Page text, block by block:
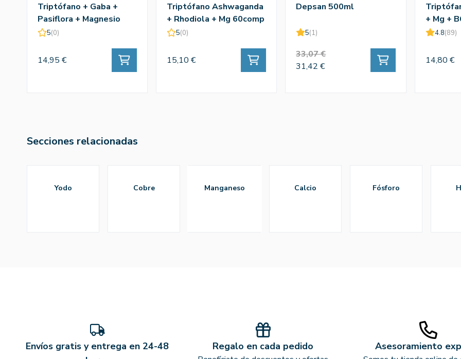
Triptófano + Gaba +
Pasiflora + Magnesio
60comp - Ana Mª
5(0)
14,95 €
Triptófano Ashwaganda
+ Rhodiola + Mg 60comp
- Ana Mª Lajusticia
5(0)
15,10 €
Depsan 500ml
5(1)
33,07 €
31,42 €
+ Mg +
Mª4.8(89)
14,80 €
Secciones relacionadas
yodo cobre manganeso calcio fósforo
Envíos gratis y entrega en 24-48
Regalo en cada pedido Asesoramiento